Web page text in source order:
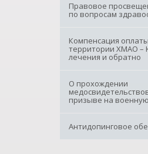
Правовое
по вопросам
Компенсация
территории ХМАО –
лечения и обратно
О прохождении
призыве на
Антидопинговое